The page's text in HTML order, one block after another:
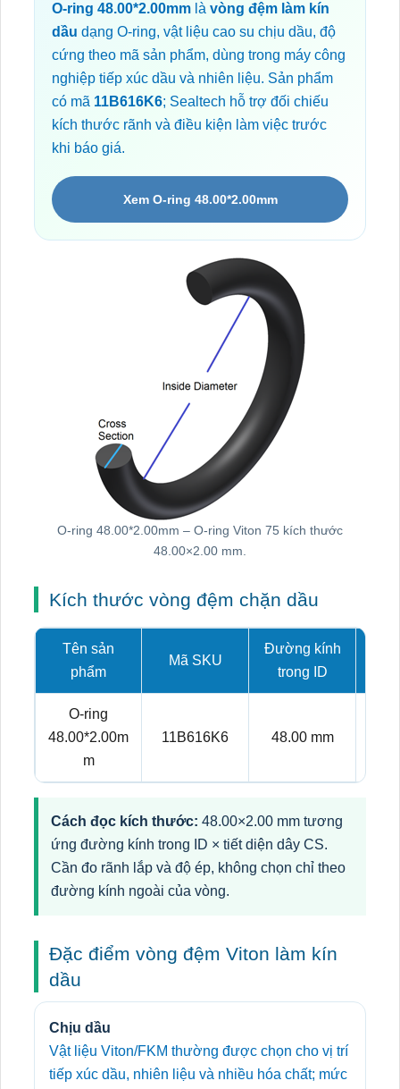
O-ring 48.00*2.00mm là vòng đệm làm kín
dầu dạng O-ring, vật liệu cao su chịu dầu, độ
cứng theo mã sản phẩm, dùng trong máy công
nghiệp tiếp xúc dầu và nhiên liệu. Sản phẩm
có mã 11B616K6; Sealtech hỗ trợ đối chiếu
kích thước rãnh và điều kiện làm việc trước
khi báo giá.
Xem O-ring 48.00*2.00mm
O-ring 48.00*2.00mm – O-ring Viton 75 kích thước
48.00×2.00 mm.
Kích thước vòng đệm chặn dầu
Tên sản
phẩm
Mã SKU
Đường kính
trong ID
O-ring
48.00*2.00m
m
11B616K6 48.00 mm
Cách đọc kích thước: 48.00×2.00 mm tương
ứng đường kính trong ID × tiết diện dây CS.
Cần đo rãnh lắp và độ ép, không chọn chỉ theo
đường kính ngoài của vòng.
Đặc điểm vòng đệm Viton làm kín
dầu
Chịu dầu
Vật liệu Viton/FKM thường được chọn cho vị trí
tiếp xúc dầu, nhiên liệu và nhiều hóa chất; mức